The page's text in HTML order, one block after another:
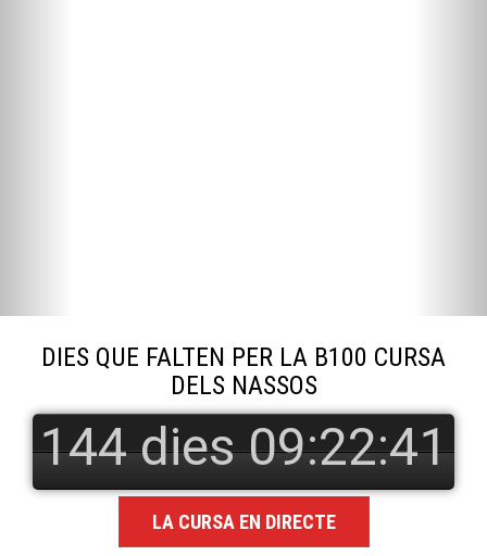
DIES QUE FALTEN PER LA B100 CURSA
DELS NASSOS
144 dies 09:22:40
LA CURSA EN DIRECTE